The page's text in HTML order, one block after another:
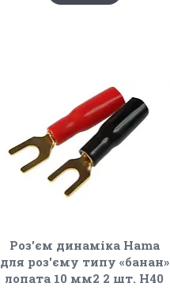
Роз'єм динаміка Hama
для роз'єму типу «банан»
лопата 10 мм2 2 шт. H40